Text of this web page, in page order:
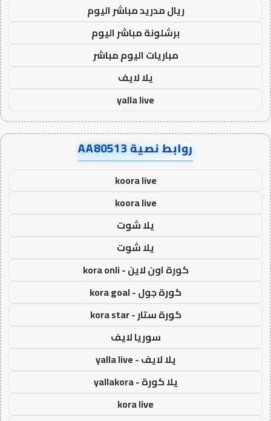
ريال مدريد مباشر اليوم
برشلونة مباشر اليوم
مباريات اليوم مباشر
يلا لايف
yalla live
روابط نصية AA80513
koora live
koora live
يلا شوت
يلا شوت
كورة اون لاين - kora onli
كورة جول - kora goal
كورة ستار - kora star
سوريا لايف
يلا لايف - yalla live
يلا كورة - yallakora
kora live